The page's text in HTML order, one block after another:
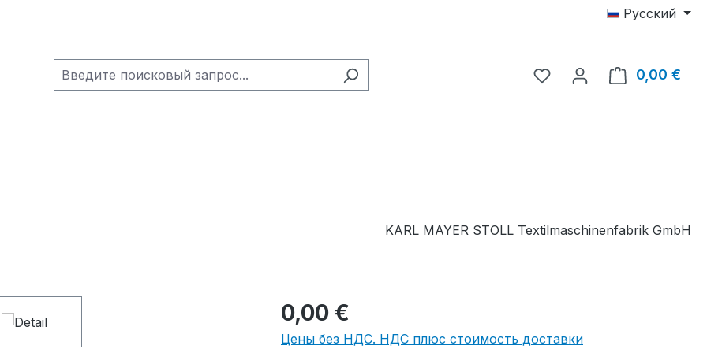
Русский
У вас есть товары из
0,00 €
KARL MAYER STOLL Textilmaschinenfabrik GmbH
0,00 €
Цены без НДС. НДС плюс стоимость доставки